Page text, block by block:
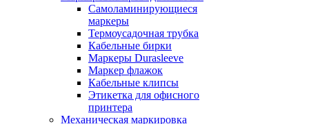
Самоламинирующиеся
маркеры
Термоусадочная трубка
Кабельные бирки
Маркеры Durasleeve
Маркер флажок
Кабельные клипсы
Этикетка для офисного
принтера
Механическая маркировка